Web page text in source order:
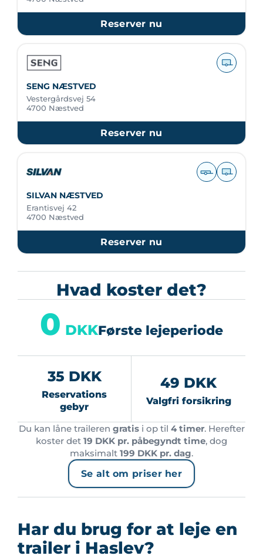
Reserver nu
SENG NÆSTVED
Vestergårdsvej 54
4700 Næstved
Reserver nu
SILVAN NÆSTVED
Erantisvej 42
4700 Næstved
Reserver nu
Hvad koster det?
35 DKK
Reservations
gebyr
0 DKKFørste lejeperiode
49 DKK
Valgfri forsikring
Du kan låne traileren gratisi op til 4 timer. Herefter
koster det 19 DKK pr. påbegyndt time, dog
maksimalt 199 DKK pr. dag.
Se alt om priser her
Har du brug for at leje en
trailer i Haslev?